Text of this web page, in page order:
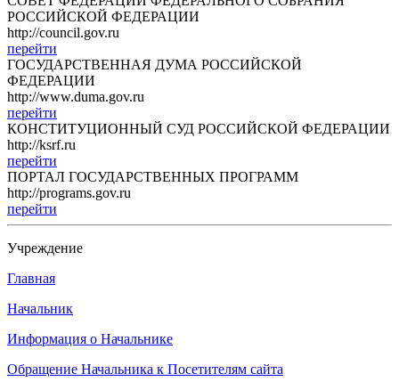
РОССИЙСКОЙ ФЕДЕРАЦИИ
http://council.gov.ru
перейти
ГОСУДАРСТВЕННАЯ ДУМА РОССИЙСКОЙ
ФЕДЕРАЦИИ
http://www.duma.gov.ru
перейти
КОНСТИТУЦИОННЫЙ СУД РОССИЙСКОЙ ФЕДЕРАЦИИ
http://ksrf.ru
перейти
ПОРТАЛ ГОСУДАРСТВЕННЫХ ПРОГРАММ
http://programs.gov.ru
перейти
Учреждение
Главная
Начальник
Информация о Начальнике
Обращение Начальника к Посетителям сайта